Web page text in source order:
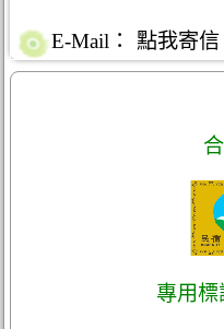
E-Mail： 點我寄信
專用標